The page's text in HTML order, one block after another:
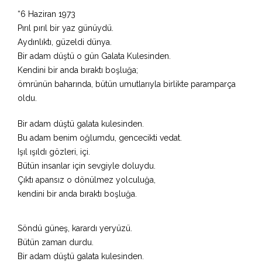
“6 Haziran 1973
Pırıl pırıl bir yaz günüydü.
Aydınlıktı, güzeldi dünya.
Bir adam düştü o gün Galata Kulesinden.
Kendini bir anda bıraktı boşluğa;
ömrünün baharında, bütün umutlarıyla birlikte paramparça
oldu.
Bir adam düştü galata kulesinden.
Bu adam benim oğlumdu, gencecikti vedat.
Işıl ışıldı gözleri, içi.
Bütün insanlar için sevgiyle doluydu.
Çıktı apansız o dönülmez yolculuğa,
kendini bir anda bıraktı boşluğa.
Söndü güneş, karardı yeryüzü.
Bütün zaman durdu.
Bir adam düştü galata kulesinden.